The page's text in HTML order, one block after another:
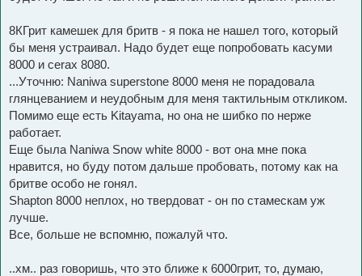
8КГрит камешек для бритв - я пока не нашел того, который
бы меня устраивал. Надо будет еще попробовать касуми
8000 и cerax 8080.
...Уточню: Naniwa superstone 8000 меня не порадовала
глянцеванием и неудобным для меня тактильным откликом.
Помимо еще есть Kitayama, но она не шибко по нерже
работает.
Еще была Naniwa Snow white 8000 - вот она мне пока
нравится, но буду потом дальше пробовать, потому как на
бритве особо не гонял.
Shapton 8000 неплох, но твердоват - он по стамескам уж
лучше.
Все, больше не вспомню, пожалуй что.
..хм.. раз говоришь, что это ближе к 6000грит, то, думаю,